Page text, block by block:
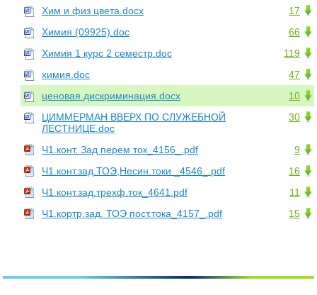
17
Хим и физ цвета.docx
66
Химия (09925).doc
119
Химия 1 курс 2 семестр.doc
47
химия.doc
10
ценовая дискриминация.docx
30
ЦИММЕРМАН ВВЕРХ ПО СЛУЖЕБНОЙ
ЛЕСТНИЦЕ.doc
9
Ч1.конт. Зад перем ток_4156_.pdf
16
Ч1.конт.зад.ТОЭ,Несин.токи _4546_.pdf
11
Ч1.конт.зад.трехф.ток_4641.pdf
15
Ч1.кортр.зад. ТОЭ пост.тока_4157_.pdf